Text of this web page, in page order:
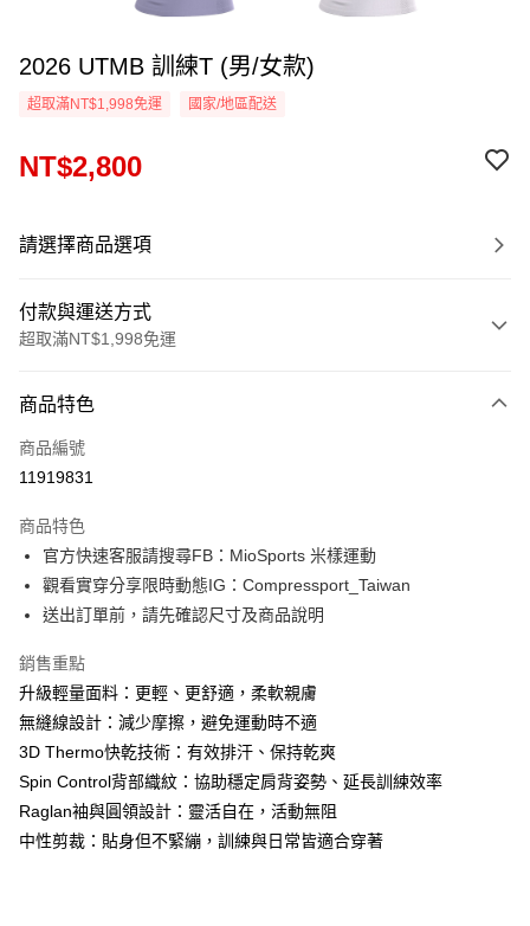
2026 UTMB 訓練T (男/女款)
超取滿NT$1,998免運 國家/地區配送
NT$2,800
請選擇商品選項
付款與運送方式
超取滿NT$1,998免運
信用卡一次付款
信用卡分期付款
合作金庫商業銀行
華南商業銀行
彰化商業銀行
上海商業儲蓄銀行
台北富邦商業銀行
國泰世華商業銀行
兆豐國際商業銀行
匯豐（台灣）商業銀行
聯邦商業銀行
遠東國際商業銀行
元大商業銀行
永豐商業銀行
台新國際商業銀行
中國信託商業銀行
台灣樂天信用卡公司
6 期 0 利率 每期
華南商業銀行
彰化商業銀行
上海商業儲蓄銀行
台北富邦商業銀行
臺灣中小企業銀行
匯豐（台灣）商業銀行
華泰商業銀行
聯邦商業銀行
遠東國際商業銀行
元大商業銀行
永豐商業銀行
玉山商業銀行
星展（台灣）商業銀行
台灣樂天信用卡公司
12 期 0 利率 每期
合作金庫商業銀行
第一商業銀行
上海商業儲蓄銀行
國泰世華商業銀行
兆豐國際商業銀行
臺灣中小企業銀行
台中商業銀行
匯豐（台灣）商業銀行
華泰商業銀行
聯邦商業銀行
遠東國際商業銀行
元大商業銀行
永豐商業銀行
玉山商業銀行
星展（台灣）商業銀行
台新國際商業銀行
中國信託商業銀行
LINE Pay
Apple Pay
街口支付
悠遊付
Google Pay
AFTEE先享後付
商品特色
商品編號
11919831
商品特色
官方快速客服請搜尋FB：MioSports 米樣運動
觀看實穿分享限時動態IG：Compressport_Taiwan
送出訂單前，請先確認尺寸及商品說明
銷售重點
升級輕量面料：更輕、更舒適，柔軟親膚
無縫線設計：減少摩擦，避免運動時不適
3D Thermo快乾技術：有效排汗、保持乾爽
Spin Control背部織紋：協助穩定肩背姿勢、延長訓練效率
Raglan袖與圓領設計：靈活自在，活動無阻
中性剪裁：貼身但不緊繃，訓練與日常皆適合穿著